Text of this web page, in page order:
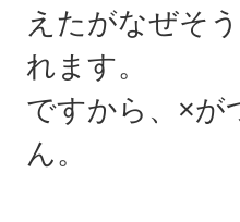
えたがなぜそ
れます。
ですから、×が
ん。